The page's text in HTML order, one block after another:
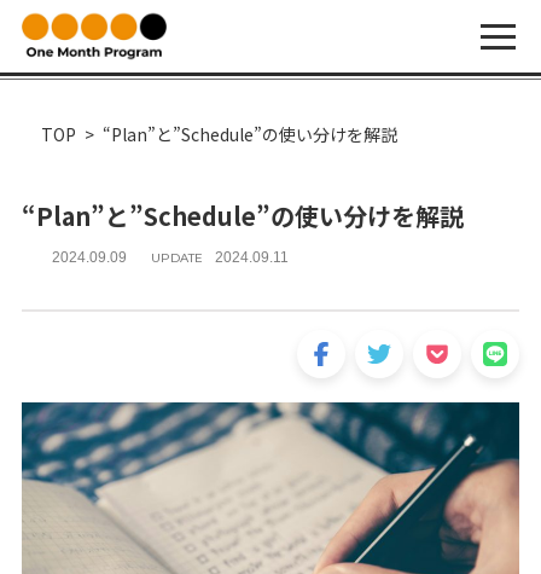
TOP “Plan”と”Schedule”の使い分けを解説
“Plan”と”Schedule”の使い分けを解説
2024.09.09 UPDATE 2024.09.11